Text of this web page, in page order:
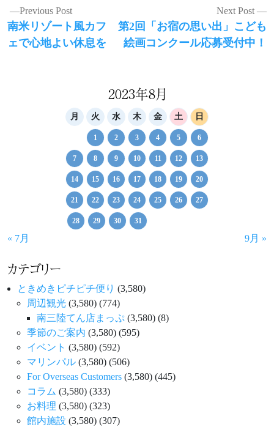
投
稿
ナ
Previous Post
Previous
post:
南米リゾート風カフ
ェで心地よい休息を
Next Post
Next
post:
第2回「お宿の思い出」こども
絵画コンクール応募受付中！
2023年8月
月 火 水 木 金 土 日
1 2 3 4 5 6
7 8 9 10 11 12 13
14 15 16 17 18 19 20
21 22 23 24 25 26 27
28 29 30 31
« 7月 9月 »
カテゴリー
ときめきピチピチ便り (3,580)
周辺観光 (3,580) (774)
南三陸てん店まっぷ (3,580) (8)
季節のご案内 (3,580) (595)
イベント (3,580) (592)
マリンパル (3,580) (506)
For Overseas Customers (3,580) (445)
コラム (3,580) (333)
お料理 (3,580) (323)
館内施設 (3,580) (307)